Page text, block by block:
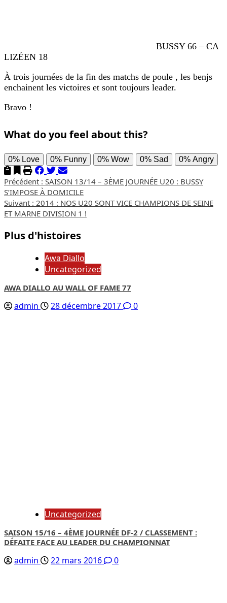
BUSSY 66 – CA
LIZÉEN 18
À trois journées de la fin des matchs de poule , les benjs
enchainent les victoires et sont toujours leader.
Bravo !
What do you feel about this?
0% Love 0% Funny 0% Wow 0% Sad 0% Angry
Navigation
d’article
Précédent : SAISON 13/14 – 3ÈME JOURNÉE U20 : BUSSY
S’IMPOSE À DOMICILE
Suivant : 2014 : NOS U20 SONT VICE CHAMPIONS DE SEINE
ET MARNE DIVISION 1 !
Plus d'histoires
Awa Diallo
Uncategorized
AWA DIALLO AU WALL OF FAME 77
admin 28 décembre 2017 0
Uncategorized
SAISON 15/16 – 4ÈME JOURNÉE DF-2 / CLASSEMENT :
DÉFAITE FACE AU LEADER DU CHAMPIONNAT
admin 22 mars 2016 0